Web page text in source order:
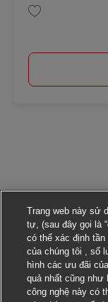
Trang web này sử
tự, (sau đây gọi là
có thể xác định
của chúng tôi , số
hình các ưu đãi
quả nhất cũng như
công nghệ này có